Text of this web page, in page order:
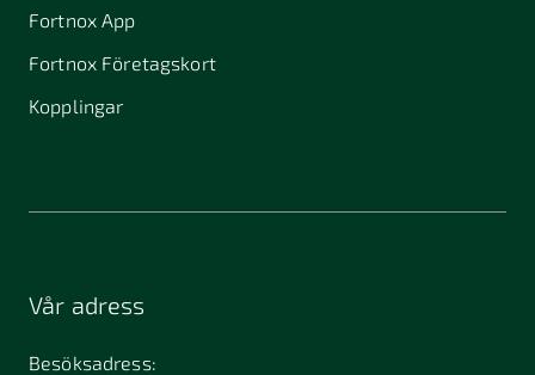
Fortnox App
Fortnox Företagskort
Kopplingar
Vår adress
Besöksadress: